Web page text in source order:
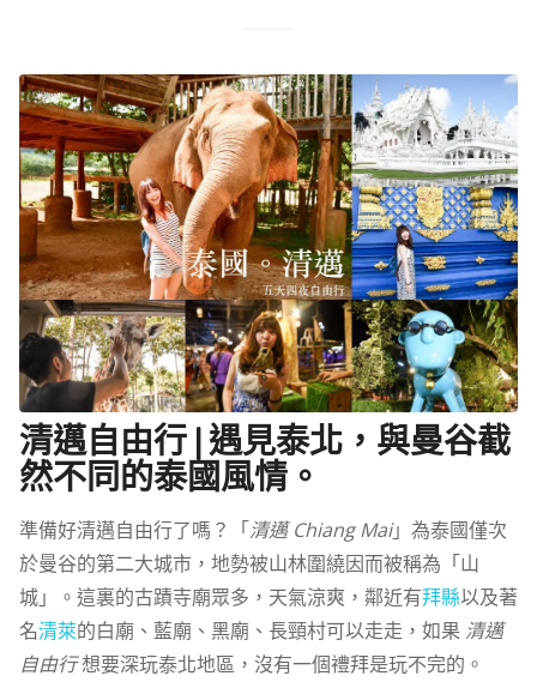
清邁自由行 | 遇見泰北，與曼谷截
然不同的泰國風情。
準備好清邁自由行了嗎？「清邁 Chiang Mai」為泰國僅次
於曼谷的第二大城市，地勢被山林圍繞因而被稱為「山
城」。這裏的古蹟寺廟眾多，天氣涼爽，鄰近有拜縣以及著
名清萊的白廟、藍廟、黑廟、長頸村可以走走，如果 清邁
自由行想要深玩泰北地區，沒有一個禮拜是玩不完的。